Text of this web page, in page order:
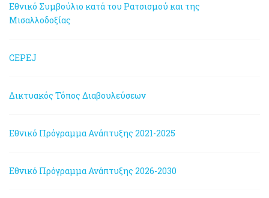
Εθνικό Συμβούλιο κατά του Ρατσισμού και της
Μισαλλοδοξίας
CEPEJ
Δικτυακός Τόπος Διαβουλεύσεων
Εθνικό Πρόγραμμα Ανάπτυξης 2021-2025
Εθνικό Πρόγραμμα Ανάπτυξης 2026-2030